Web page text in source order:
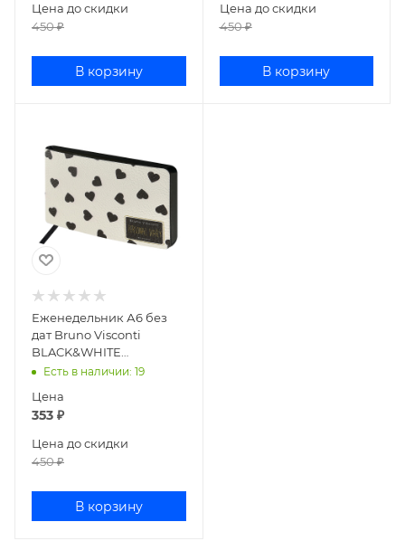
Цена до скидки
450₽
В корзину
Цена до скидки
450₽
В корзину
Еженедельник А6 без
дат Bruno Visconti
BLACK&WHITE
СЕРДЕЧКИ 160стр иск
Есть в наличии: 19
Цена
353 ₽
Цена до скидки
450₽
В корзину